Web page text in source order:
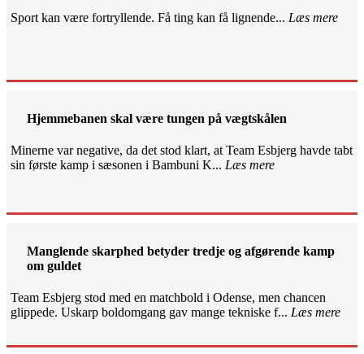
Sport kan være fortryllende. Få ting kan få lignende... Læs mere
Hjemmebanen skal være tungen på vægtskålen
Minerne var negative, da det stod klart, at Team Esbjerg havde tabt
sin første kamp i sæsonen i Bambuni K... Læs mere
Manglende skarphed betyder tredje og afgørende kamp
om guldet
Team Esbjerg stod med en matchbold i Odense, men chancen
glippede. Uskarp boldomgang gav mange tekniske f... Læs mere